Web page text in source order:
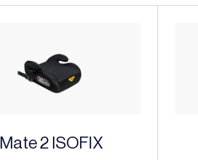
Mate 2 ISOFIX